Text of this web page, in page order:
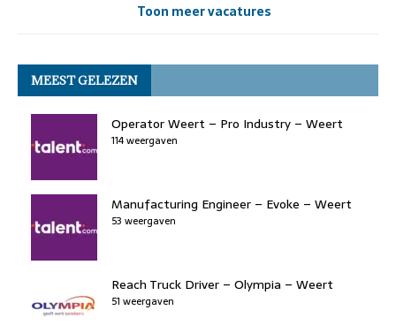
Toon meer vacatures
MEEST GELEZEN
Operator Weert – Pro Industry – Weert
114 weergaven
Manufacturing Engineer – Evoke – Weert
53 weergaven
Reach Truck Driver – Olympia – Weert
51 weergaven